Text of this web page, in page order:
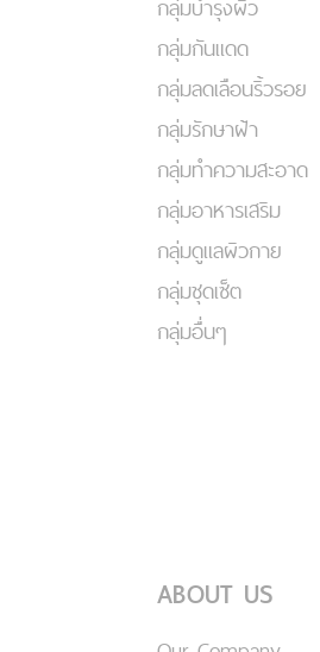
กลุ่มบำรุงผิว
กลุ่มกันแดด
กลุ่มลดเลือนริ้วรอย
กลุ่มรักษาฝ้า
กลุ่มทำความสะอาด
กลุ่มอาหารเสริม
กลุ่มดูแลผิวกาย
กลุ่มชุดเซ็ต
กลุ่มอื่นๆ
ABOUT US